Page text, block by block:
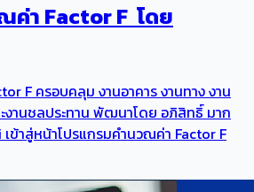
ค่า Factor F โดย
F ครอบคลุม งานอาคาร งานทาง งาน
งานชลประทาน พัฒนาโดย อภิสิทธิ์ มาก
ข้าสู่หน้าโปรแกรมคำนวณค่า Factor F